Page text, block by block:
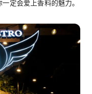
定会爱上香料的魅力。